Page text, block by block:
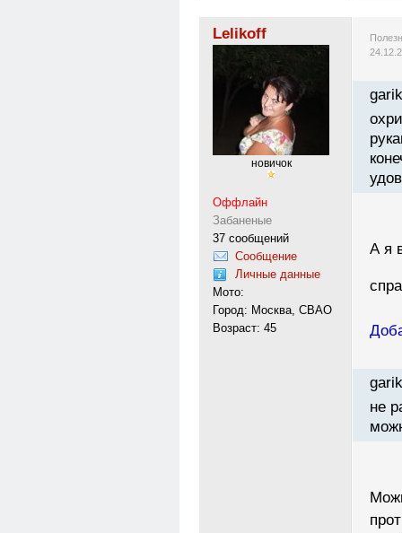
Lelikoff
новичок
Оффлайн
Забаненые
37 сообщений
Сообщение
Личные данные
Мото:
Город: Москва, СВАО
Возраст: 45
А я
не